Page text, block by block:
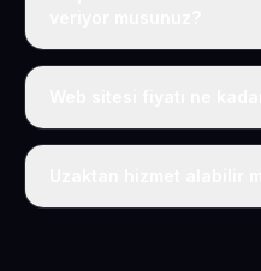
Evet, Kulpak Mahallesi
Tek fiyat: yılda 50 USD +